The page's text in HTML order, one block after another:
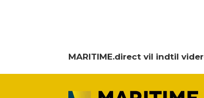
MARITIME.direct vil indtil